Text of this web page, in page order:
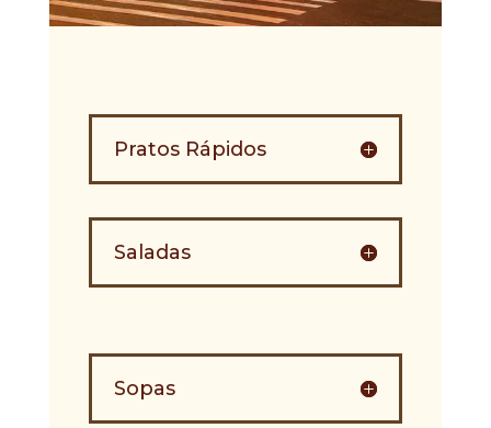
Pratos Rápidos
Saladas
Sopas